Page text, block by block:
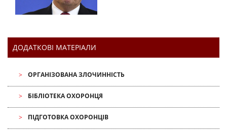
ДОДАТКОВІ МАТЕРІАЛИ
ОРГАНІЗОВАНА ЗЛОЧИННІСТЬ
БІБЛІОТЕКА ОХОРОНЦЯ
ПІДГОТОВКА ОХОРОНЦІВ